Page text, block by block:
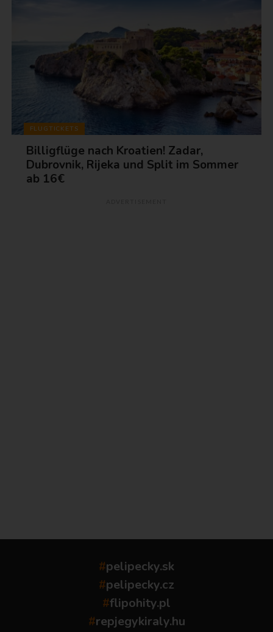
FLUGTICKETS
Billigflüge nach Kroatien! Zadar,
Dubrovnik, Rijeka und Split im Sommer
ab 16€
#pelipecky.sk
#pelipecky.cz
#flipohity.pl
#repjegykiraly.hu